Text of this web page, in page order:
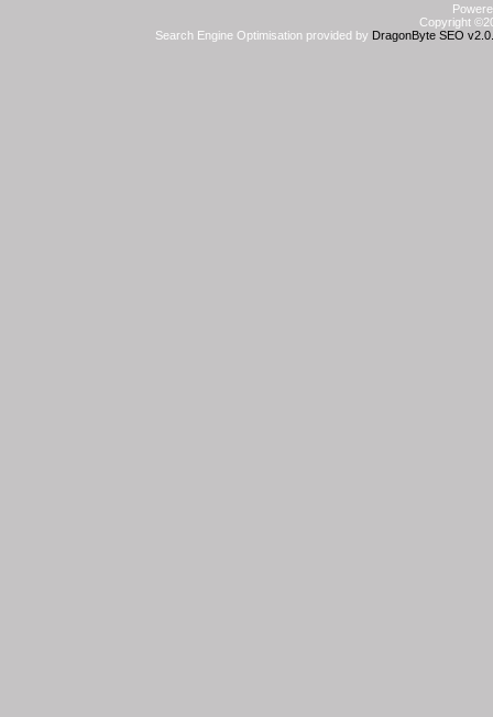
Copyright
Search Engine Optimisation provided by DragonByte SEO